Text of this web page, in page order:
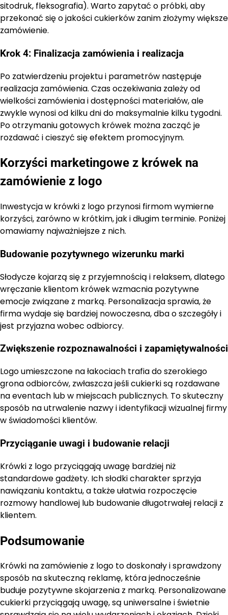
sitodruk, fleksografia). Warto zapytać o próbki, aby
przekonać się o jakości cukierków zanim złożymy większe
zamówienie.
Krok 4: Finalizacja zamówienia i realizacja
Po zatwierdzeniu projektu i parametrów następuje
realizacja zamówienia. Czas oczekiwania zależy od
wielkości zamówienia i dostępności materiałów, ale
zwykle wynosi od kilku dni do maksymalnie kilku tygodni.
Po otrzymaniu gotowych krówek można zacząć je
rozdawać i cieszyć się efektem promocyjnym.
Korzyści marketingowe z krówek na
zamówienie z logo
Inwestycja w krówki z logo przynosi firmom wymierne
korzyści, zarówno w krótkim, jak i długim terminie. Poniżej
omawiamy najważniejsze z nich.
Budowanie pozytywnego wizerunku marki
Słodycze kojarzą się z przyjemnością i relaksem, dlatego
wręczanie klientom krówek wzmacnia pozytywne
emocje związane z marką. Personalizacja sprawia, że
firma wydaje się bardziej nowoczesna, dba o szczegóły i
jest przyjazna wobec odbiorcy.
Zwiększenie rozpoznawalności i zapamiętywalności
Logo umieszczone na łakociach trafia do szerokiego
grona odbiorców, zwłaszcza jeśli cukierki są rozdawane
na eventach lub w miejscach publicznych. To skuteczny
sposób na utrwalenie nazwy i identyfikacji wizualnej firmy
w świadomości klientów.
Przyciąganie uwagi i budowanie relacji
Krówki z logo przyciągają uwagę bardziej niż
standardowe gadżety. Ich słodki charakter sprzyja
nawiązaniu kontaktu, a także ułatwia rozpoczęcie
rozmowy handlowej lub budowanie długotrwałej relacji z
klientem.
Podsumowanie
Krówki na zamówienie z logo to doskonały i sprawdzony
sposób na skuteczną reklamę, która jednocześnie
buduje pozytywne skojarzenia z marką. Personalizowane
cukierki przyciągają uwagę, są uniwersalne i świetnie